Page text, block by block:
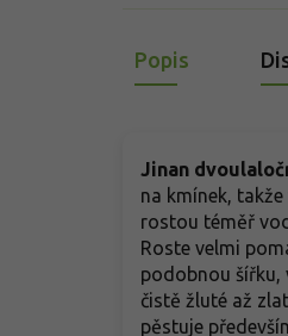
Popis
Jinan
na kmínek,
rostou téměř
Roste velmi
podobnou šířku,
čistě žluté až
pěstuje